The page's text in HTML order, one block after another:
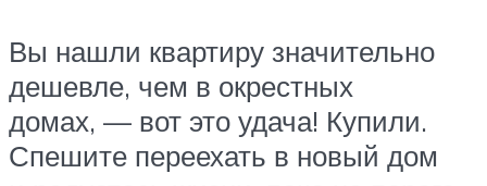
Вы нашли квартиру значительно
дешевле, чем в окрестных
домах, — вот это удача! Купили.
Спешите переехать в новый дом